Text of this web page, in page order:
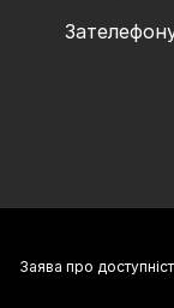
Заява про